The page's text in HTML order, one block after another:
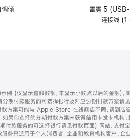
倾
雷雳 5
连接线 (1
例 (仅显示整数数额，未显示小数点以后的金额)
分期付款服务的可选择银行及对应分期付款方案
方案可能与 Apple Store 在线商店不同，请到店
如果你选择的分期付款方案未获得信用卡发卡机
付款服务的可选择银行请见付款页面) 网站、支
服务只适用于个人消费者。企业和教育机构客户